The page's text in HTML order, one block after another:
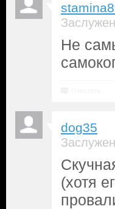
Не
dog35
(хотя